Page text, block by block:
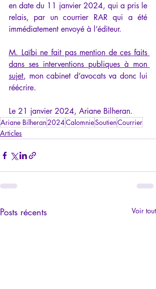
en date du 11 janvier 2024, qui a pris le
relais, par un courrier RAR qui a été
immédiatement envoyé à l’éditeur.
M. Laïbi ne fait pas mention de ces faits
dans ses interventions publiques à mon
sujet, mon cabinet d’avocats va donc lui
réécrire.
Le 21 janvier 2024, Ariane Bilheran.
Ariane Bilheran2024CalomnieSoutienCourrier
Articles
Posts récents Voir tout